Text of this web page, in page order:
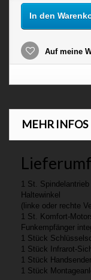
In den
Auf meine
MEHR INFOS
1 St.
Haltewinkel
(linke oder rechte
1 St. Komfort-
Funkempfänger
1 Stück
1 Stück Infrarot-
1 Stück
1 Stück